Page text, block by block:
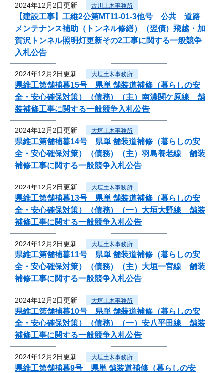
2024年12月2日更新 古川土木事務所
【建設工事】工維2公第MT11-01-3他号 公共 道路
メンテナンス補助（トンネル修繕）（翌債）飛越・加
賀沢トンネル照明灯更新その2工事に関する一般競争
入札公告
2024年12月2日更新 大垣土木事務所
県維工第舗補暮15号 県単 舗装道補修（暮らしの安
全・安心確保対策）（債務）（主）南濃関ケ原線 舗
装補修工事に関する一般競争入札公告
2024年12月2日更新 大垣土木事務所
県維工第舗補暮14号 県単 舗装道補修（暮らしの安
全・安心確保対策）（債務）（主）羽島養老線 舗装
補修工事に関する一般競争入札公告
2024年12月2日更新 大垣土木事務所
県維工第舗補暮13号 県単 舗装道補修（暮らしの安
全・安心確保対策）（債務）（一）大垣大野線 舗装
補修工事に関する一般競争入札公告
2024年12月2日更新 大垣土木事務所
県維工第舗補暮11号 県単 舗装道補修（暮らしの安
全・安心確保対策）（債務）（主）大垣一宮線 舗装
補修工事に関する一般競争入札公告
2024年12月2日更新 大垣土木事務所
県維工第舗補暮10号 県単 舗装道補修（暮らしの安
全・安心確保対策）（債務）（一）安八平田線 舗装
補修工事に関する一般競争入札公告
2024年12月2日更新 大垣土木事務所
県維工第舗補暮9号 県単 舗装道補修（暮らしの安